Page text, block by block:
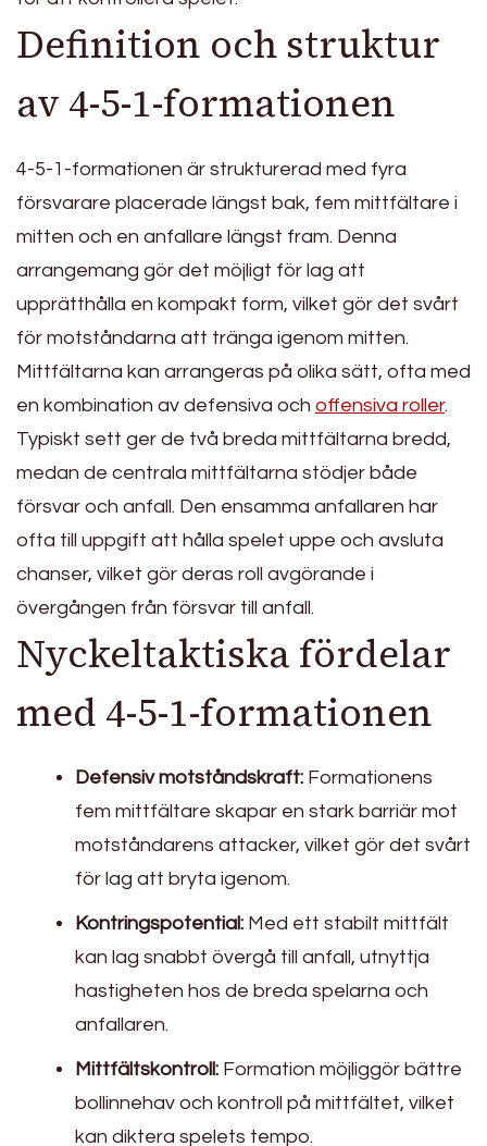
Definition och struktur
av 4-5-1-formationen
4-5-1-formationen är strukturerad med fyra
försvarare placerade längst bak, fem mittfältare i
mitten och en anfallare längst fram. Denna
arrangemang gör det möjligt för lag att
upprätthålla en kompakt form, vilket gör det svårt
för motståndarna att tränga igenom mitten.
Mittfältarna kan arrangeras på olika sätt, ofta med
en kombination av defensiva och offensiva roller.
Typiskt sett ger de två breda mittfältarna bredd,
medan de centrala mittfältarna stödjer både
försvar och anfall. Den ensamma anfallaren har
ofta till uppgift att hålla spelet uppe och avsluta
chanser, vilket gör deras roll avgörande i
övergången från försvar till anfall.
Nyckeltaktiska fördelar
med 4-5-1-formationen
Defensiv motståndskraft: Formationens
fem mittfältare skapar en stark barriär mot
motståndarens attacker, vilket gör det svårt
för lag att bryta igenom.
Kontringspotential: Med ett stabilt mittfält
kan lag snabbt övergå till anfall, utnyttja
hastigheten hos de breda spelarna och
anfallaren.
Mittfältskontroll: Formation möjliggör bättre
bollinnehav och kontroll på mittfältet, vilket
kan diktera spelets tempo.